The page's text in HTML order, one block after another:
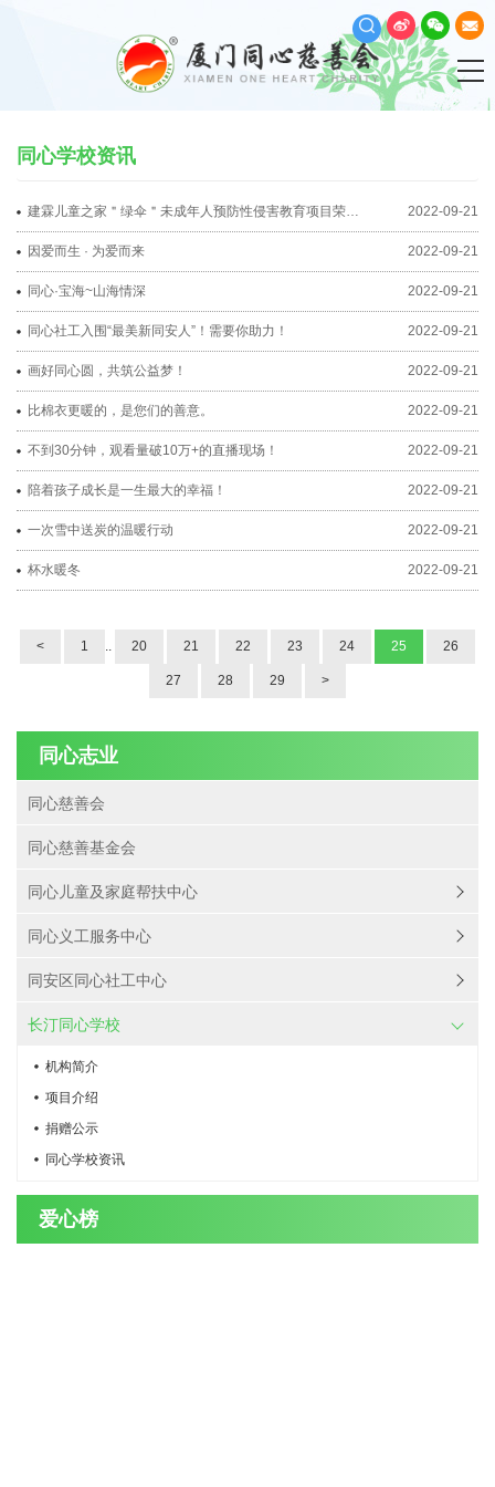
同心学校资讯
建霖儿童之家＂绿伞＂未成年人预防性侵害教育项目荣获福 2022-09-21
因爱而生 · 为爱而来 2022-09-21
同心·宝海~山海情深 2022-09-21
同心社工入围“最美新同安人”！需要你助力！ 2022-09-21
画好同心圆，共筑公益梦！ 2022-09-21
比棉衣更暖的，是您们的善意。 2022-09-21
不到30分钟，观看量破10万+的直播现场！ 2022-09-21
陪着孩子成长是一生最大的幸福！ 2022-09-21
一次雪中送炭的温暖行动 2022-09-21
杯水暖冬 2022-09-21
< 1 .. 20 21 22 23 24 25 26
27 28 29 >
同心志业
同心慈善会
同心慈善基金会
同心儿童及家庭帮扶中心
同心义工服务中心
同安区同心社工中心
长汀同心学校
机构简介
项目介绍
捐赠公示
同心学校资讯
爱心榜